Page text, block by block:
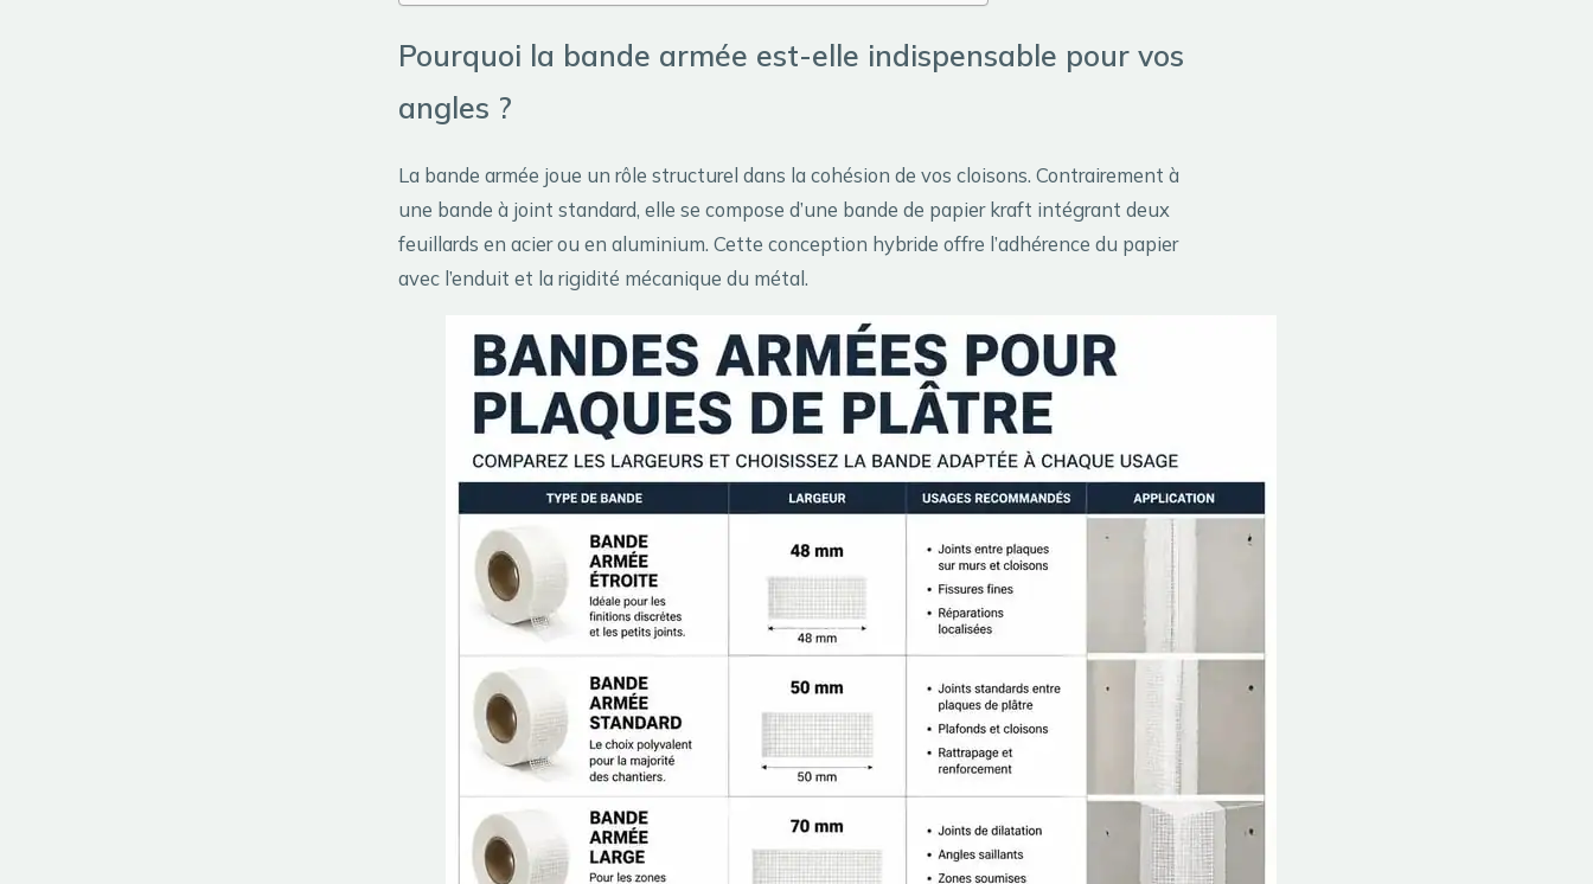
Pourquoi la bande armée est-elle indispensable pour vos
angles ?
La bande armée joue un rôle structurel dans la cohésion de vos cloisons. Contrairement à
une bande à joint standard, elle se compose d’une bande de papier kraft intégrant deux
feuillards en acier ou en aluminium. Cette conception hybride offre l’adhérence du papier
avec l’enduit et la rigidité mécanique du métal.